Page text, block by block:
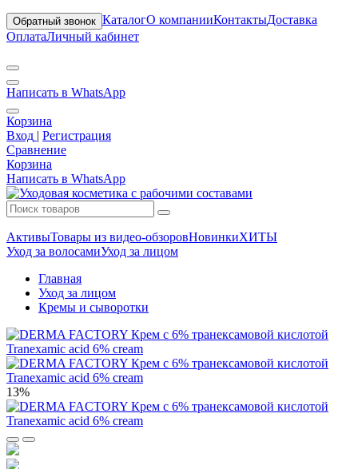
Обратный звонок КаталогО компанииКонтактыДоставка
ОплатаЛичный кабинет
Написать в WhatsApp
Корзина
Вход | Регистрация
Сравнение
Корзина
Написать в WhatsApp
АктивыТовары из видео-обзоровНовинкиХИТЫ
Уход за волосамиУход за лицом
Главная
Уход за лицом
Кремы и сыворотки
13%